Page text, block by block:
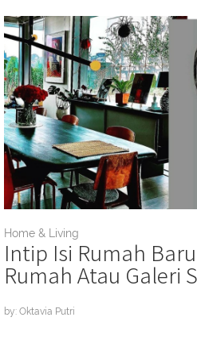
Home & Living
Intip Isi Rumah
Rumah Atau Galeri
by: Oktavia Putri